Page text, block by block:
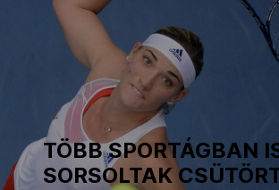
Galéria
Dakar 2026
Los Angeles 2028
TÖBB SPORTÁGBAN
SORSOLTAK